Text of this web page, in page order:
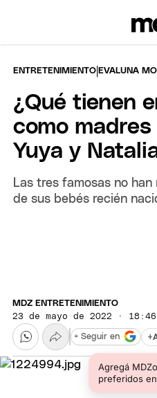
ENTRETENIMIENTO |EVALUNA
¿Qué tienen
como madres
Yuya y
Las tres famosas no
de sus bebés recién
MDZ ENTRETENIMIENTO
23 de mayo de 2022 ·
+
Agregá
preferidos
+ Seguir en